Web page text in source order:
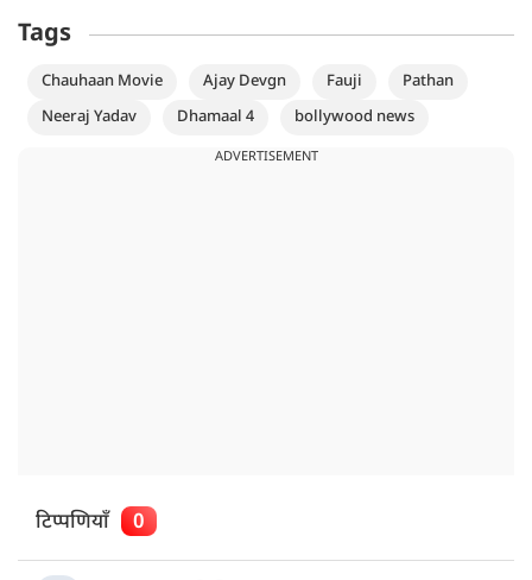
Tags
Chauhaan Movie Ajay Devgn Fauji
Pathan
Neeraj Yadav
Dhamaal 4 bollywood news
ADVERTISEMENT
टिप्पणियाँ 0